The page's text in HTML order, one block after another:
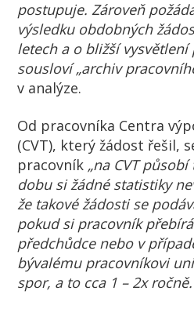
postupuje. Zároveň
výsledku obdobných
letech a o bližší vysvětlení
sousloví „archiv
v analýze.
Od pracovníka Centra
(CVT), který žádost řešil,
pracovník „na CVT působí
dobu si žádné statistiky
že takové žádosti se
pokud si pracovník
předchůdce nebo v
bývalému pracovníkovi
spor, a to cca 1 – 2x ročně